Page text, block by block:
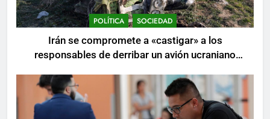
POLÍTICA SOCIEDAD
Irán se compromete a «castigar» a los
responsables de derribar un avión ucraniano